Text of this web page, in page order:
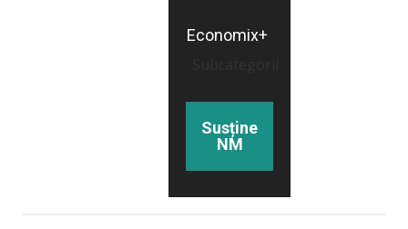
Economix+
Susține
NM